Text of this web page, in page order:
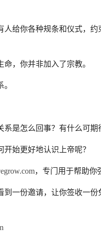
人给你各种规条和仪式，
，你并非加入了宗教。
是怎么回事？有什么可期
始更好地认识上帝呢？
，专门用于帮助你
到一份邀请，让你签收一